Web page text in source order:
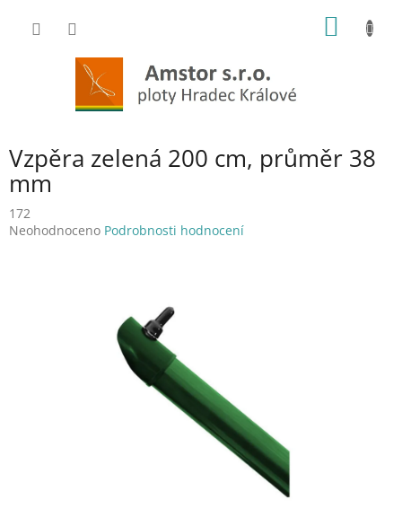
Vzpěra zelená 200 cm, průměr 38
mm
172
Průměrné
Neohodnoceno Podrobnosti hodnocení